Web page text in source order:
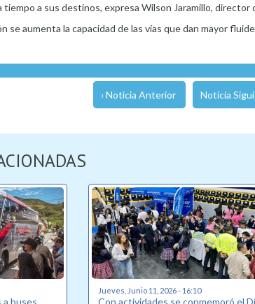
tiempo a sus destinos, expresa Wilson Jaramillo, director
se aumenta la capacidad de las vías que dan mayor
‹ Noticia Anterior Noticia
Jueves, Junio 11, 2026 - 16:10